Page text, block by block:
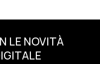
LE NOVITÀ